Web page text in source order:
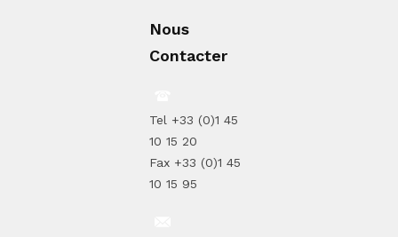
Nous
Contacter
Tel +33 (0)1 45
10 15 20
Fax +33 (0)1 45
10 15 95